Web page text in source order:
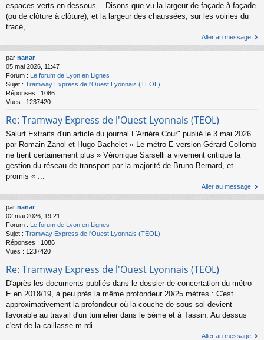
espaces verts en dessous... Disons que vu la largeur de façade à façade
(ou de clôture à clôture), et la largeur des chaussées, sur les voiries du
tracé, ...
Aller au message
par nanar
05 mai 2026, 11:47
Forum : Le forum de Lyon en Lignes
Sujet : Tramway Express de l'Ouest Lyonnais (TEOL)
Réponses : 1086
Vues : 1237420
Re: Tramway Express de l'Ouest Lyonnais (TEOL)
Salurt Extraits d'un article du journal L'Arrière Cour" publié le 3 mai 2026
par Romain Zanol et Hugo Bachelet « Le métro E version Gérard Collomb
ne tient certainement plus » Véronique Sarselli a vivement critiqué la
gestion du réseau de transport par la majorité de Bruno Bernard, et
promis « ...
Aller au message
par nanar
02 mai 2026, 19:21
Forum : Le forum de Lyon en Lignes
Sujet : Tramway Express de l'Ouest Lyonnais (TEOL)
Réponses : 1086
Vues : 1237420
Re: Tramway Express de l'Ouest Lyonnais (TEOL)
D'après les documents publiés dans le dossier de concertation du métro
E en 2018/19, à peu près la même profondeur 20/25 mètres : C'est
approximativement la profondeur où la couche de sous sol devient
favorable au travail d'un tunnelier dans le 5ème et à Tassin. Au dessus
c'est de la caillasse m.rdi...
Aller au message